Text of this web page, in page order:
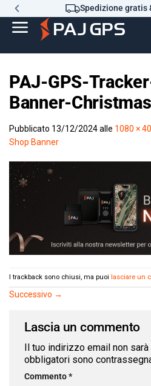
Spedizione gratis
PAJ-GPS-
Banner-
Pubblicato 13/12/2024alle 1080 ×
Shop Banner
I trackback sono chiusi, ma puoi lasciare un
Successivo →
Lascia un commento
Il tuo indirizzo email non sarà
obbligatori sono
Commento*